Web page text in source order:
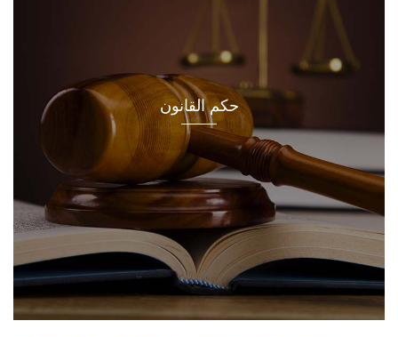
حكم القانون